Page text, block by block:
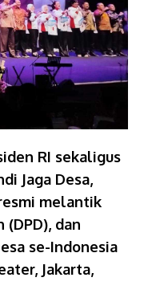
RI sekaligus
Jaga Desa,
melantik
(DPD), dan
se-Indonesia
Jakarta,